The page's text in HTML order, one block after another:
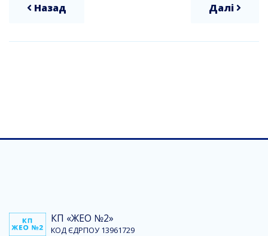
Назад Далі
КП «ЖЕО №2»
КОД ЄДРПОУ 13961729